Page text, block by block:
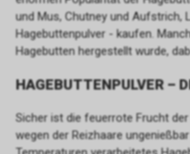
und Mus, Chutney und Aufstrich,
Hagebuttenpulver - kaufen.
Hagebutten hergestellt wurde,
HAGEBUTTENPULVER –
Sicher ist die feuerrote Frucht
wegen der Reizhaare